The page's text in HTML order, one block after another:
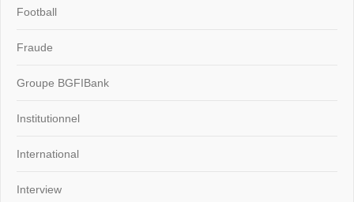
Football
Fraude
Groupe BGFIBank
Institutionnel
International
Interview